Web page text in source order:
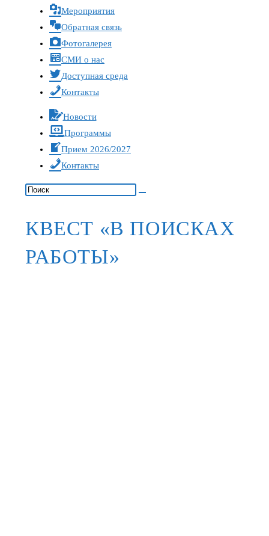
Мероприятия
Обратная связь
Фотогалерея
СМИ о нас
Доступная среда
Контакты
Новости
Программы
Прием 2026/2027
Контакты
КВЕСТ «В ПОИСКАХ
РАБОТЫ»